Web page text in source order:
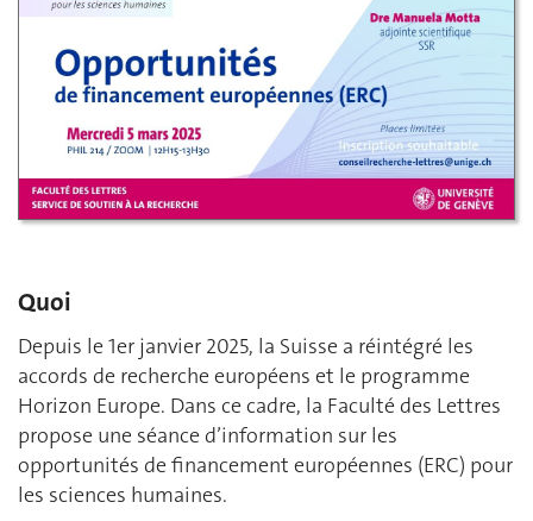
Quoi
Depuis le 1er janvier 2025, la Suisse a réintégré les
accords de recherche européens et le programme
Horizon Europe. Dans ce cadre, la Faculté des Lettres
propose une séance d’information sur les
opportunités de financement européennes (ERC) pour
les sciences humaines.